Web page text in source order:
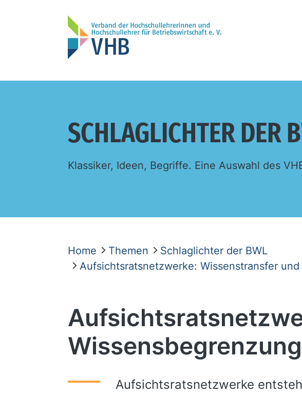
SCHLAGLICHTER DER
Klassiker, Ideen, Begriffe. Eine Auswahl des
Home Themen
Schlaglichter der BWL
Aufsichtsratsnetzwerke: Wissenstransfer
Wissensbegrenzung
Aufsichtsratsnetzwerke